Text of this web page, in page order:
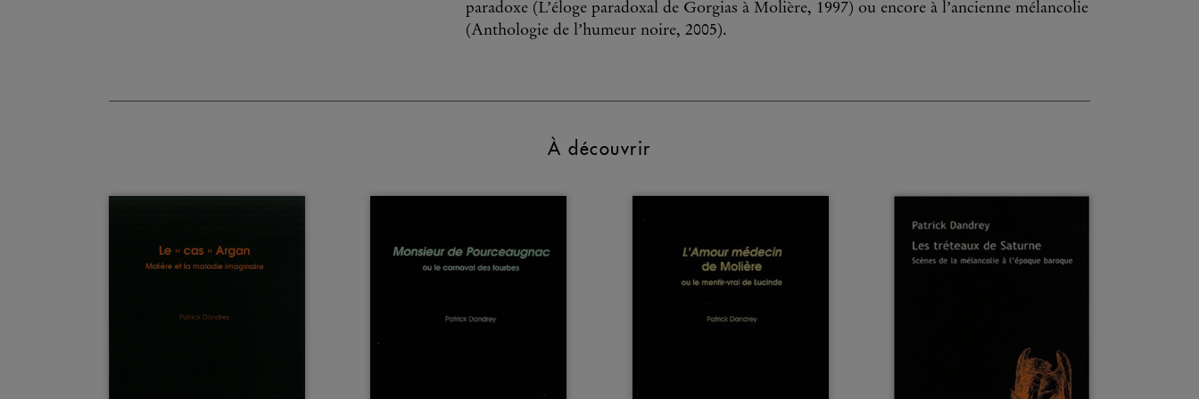
paradoxe (L’éloge paradoxal de Gorgias à Molière, 1997) ou encore à l’ancienne mélancolie
(Anthologie de l’humeur noire, 2005).
À découvrir